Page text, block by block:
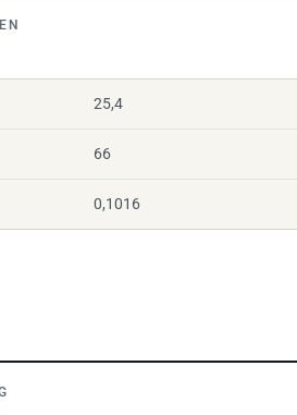
25,4
66
0,1016